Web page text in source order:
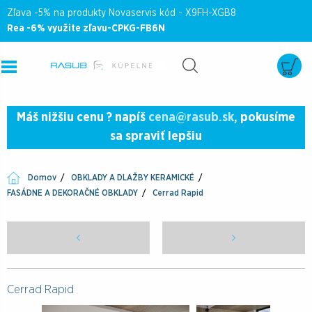
Zľava -5% na produkty Novaservis kód - X9FH-XGB8
Rea -6% využite zľavu-CPKG-FB6N
Máš nižšiu cenu ? napíš cena@rasub.sk, pokusíme
sa spraviť lepšiu
Domov
OBKLADY A DLAŽBY KERAMICKÉ
FASÁDNE A DEKORAČNÉ OBKLADY
Cerrad Rapid
Cerrad Rapid